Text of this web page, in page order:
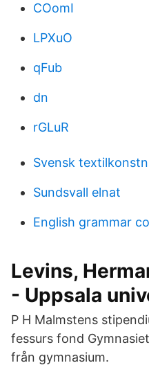
COomI
LPXuO
qFub
dn
rGLuR
Svensk
Sundsvall elnat
English grammar
Levins,
- Uppsala
P H Malmstens
fessurs fond
från gymnasium.